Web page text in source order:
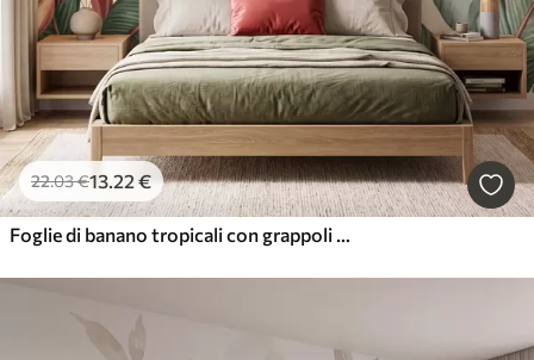
22.03€13.22 €
Foglie di banano tropicali con grappoli di bacche di caffè rosse, in stile acquerello